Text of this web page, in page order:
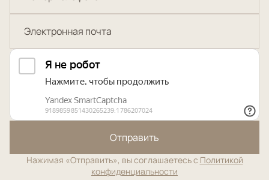
Отправить
Нажимая «Отправить», вы соглашаетесь с Политикой
конфиденциальности